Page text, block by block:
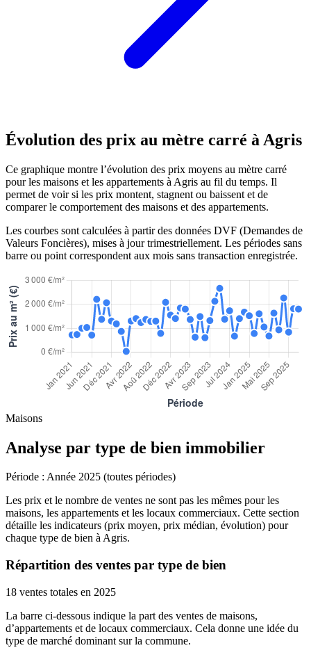
Évolution des prix au mètre carré à Agris
Ce graphique montre l’évolution des prix moyens au mètre carré
pour les maisons et les appartements à Agris au fil du temps. Il
permet de voir si les prix montent, stagnent ou baissent et de
comparer le comportement des maisons et des appartements.
Les courbes sont calculées à partir des données DVF (Demandes de
Valeurs Foncières), mises à jour trimestriellement. Les périodes sans
barre ou point correspondent aux mois sans transaction enregistrée.
Maisons
Analyse par type de bien immobilier
Période : Année 2025 (toutes périodes)
Les prix et le nombre de ventes ne sont pas les mêmes pour les
maisons, les appartements et les locaux commerciaux. Cette section
détaille les indicateurs (prix moyen, prix médian, évolution) pour
chaque type de bien à Agris.
Répartition des ventes par type de bien
18 ventes totales en 2025
La barre ci-dessous indique la part des ventes de maisons,
d’appartements et de locaux commerciaux. Cela donne une idée du
type de marché dominant sur la commune.